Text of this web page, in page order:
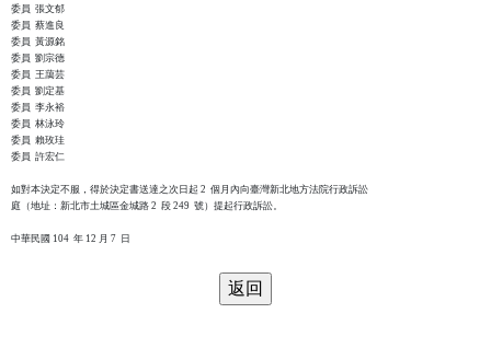
委員  張文郁
委員  蔡進良
委員  黃源銘
委員  劉宗德
委員  王藹芸
委員  劉定基
委員  李永裕
委員  林泳玲
委員  賴玫珪
委員  許宏仁
如對本決定不服，得於決定書送達之次日起 2  個月內向臺灣新北地方法院行政訴訟
庭（地址：新北市土城區金城路 2  段 249  號）提起行政訴訟。